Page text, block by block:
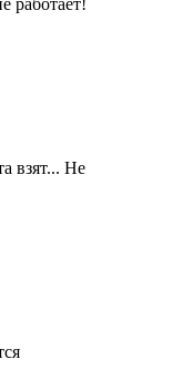
взят... Не